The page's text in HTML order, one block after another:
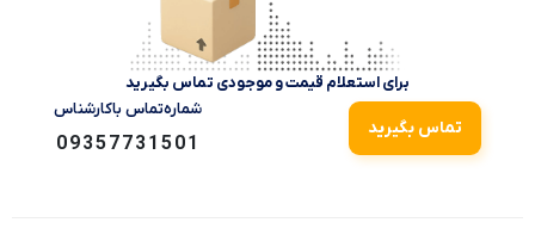
برای استعلام قیمت و موجودی تماس بگیرید
تماس بگیرید
شماره‌تماس‌ با‌کارشناس
09357731501